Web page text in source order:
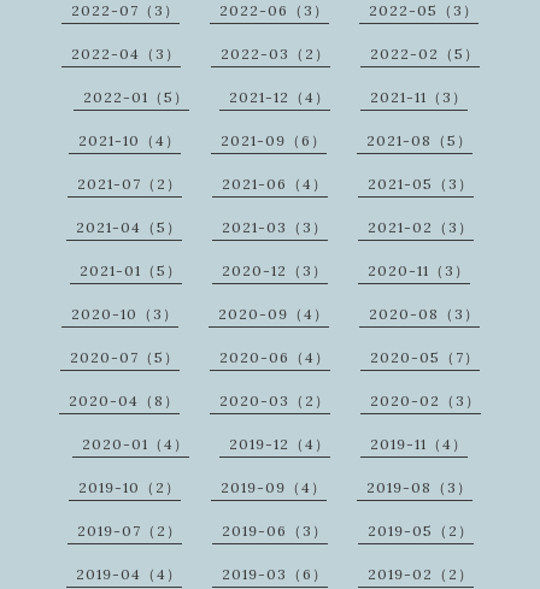
2022-07（3） 2022-06（3） 2022-05（3）
2022-04（3） 2022-03（2） 2022-02（5）
2022-01（5） 2021-12（4） 2021-11（3）
2021-10（4） 2021-09（6） 2021-08（5）
2021-07（2） 2021-06（4） 2021-05（3）
2021-04（5） 2021-03（3） 2021-02（3）
2021-01（5） 2020-12（3） 2020-11（3）
2020-10（3） 2020-09（4） 2020-08（3）
2020-07（5） 2020-06（4） 2020-05（7）
2020-04（8） 2020-03（2） 2020-02（3）
2020-01（4） 2019-12（4） 2019-11（4）
2019-10（2） 2019-09（4） 2019-08（3）
2019-07（2） 2019-06（3） 2019-05（2）
2019-04（4） 2019-03（6） 2019-02（2）